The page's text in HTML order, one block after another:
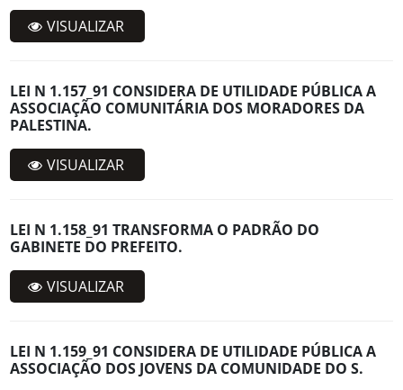
VISUALIZAR
LEI N 1.157_91 CONSIDERA DE UTILIDADE PÚBLICA A
ASSOCIAÇÃO COMUNITÁRIA DOS MORADORES DA
PALESTINA.
VISUALIZAR
LEI N 1.158_91 TRANSFORMA O PADRÃO DO
GABINETE DO PREFEITO.
VISUALIZAR
LEI N 1.159_91 CONSIDERA DE UTILIDADE PÚBLICA A
ASSOCIAÇÃO DOS JOVENS DA COMUNIDADE DO S.